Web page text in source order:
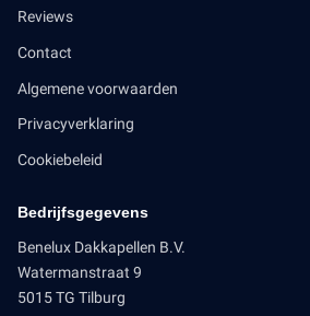
Reviews
Contact
Algemene voorwaarden
Privacyverklaring
Cookiebeleid
Bedrijfsgegevens
Benelux Dakkapellen B.V.
Watermanstraat 9
5015 TG Tilburg